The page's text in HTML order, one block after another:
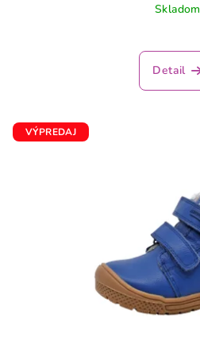
Skladom
Detail
VÝPREDAJ